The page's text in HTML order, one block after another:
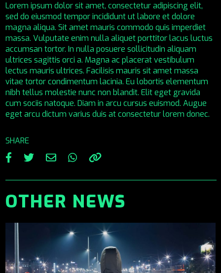
Lorem ipsum dolor sit amet, consectetur adipiscing elit,
sed do eiusmod tempor incididunt ut labore et dolore
magna aliqua. Sit amet mauris commodo quis imperdiet
massa. Vulputate enim nulla aliquet porttitor lacus luctus
accumsan tortor. In nulla posuere sollicitudin aliquam
ultrices sagittis orci a. Magna ac placerat vestibulum
lectus mauris ultrices. Facilisis mauris sit amet massa
vitae tortor condimentum lacinia. Eu lobortis elementum
nibh tellus molestie nunc non blandit. Elit eget gravida
cum sociis natoque. Diam in arcu cursus euismod. Augue
eget arcu dictum varius duis at consectetur lorem donec.
SHARE
OTHER NEWS